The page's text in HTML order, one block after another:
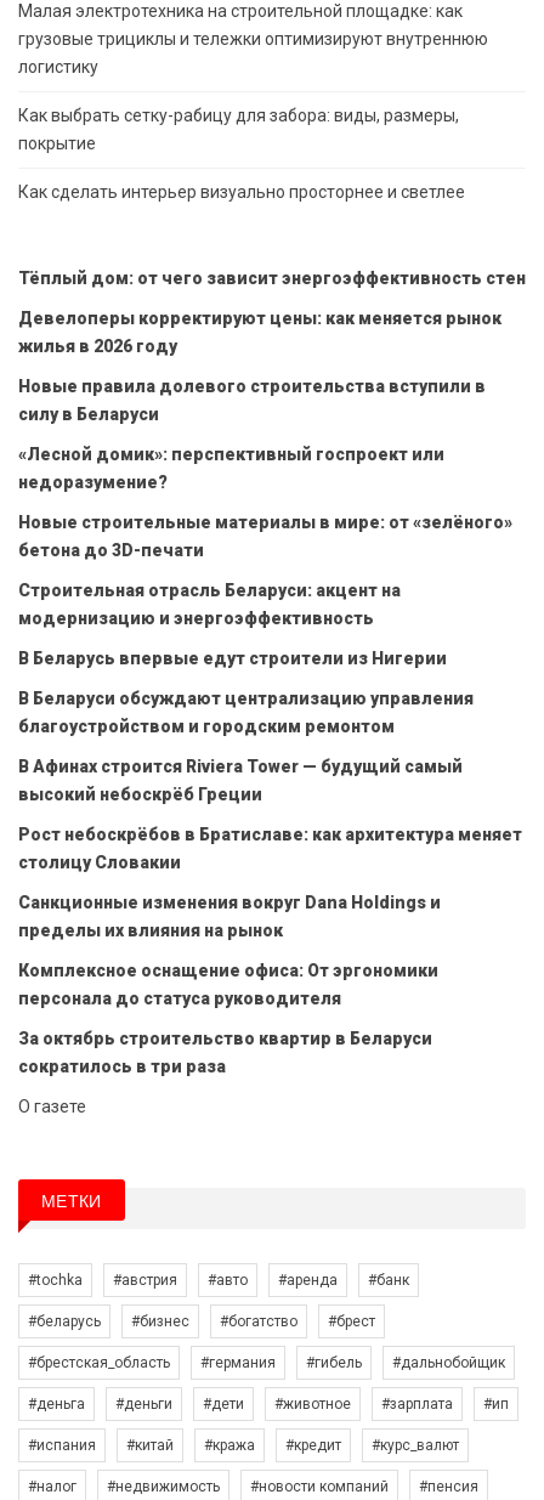
Малая электротехника на строительной площадке: как
грузовые трициклы и тележки оптимизируют внутреннюю
логистику
Как выбрать сетку-рабицу для забора: виды, размеры,
покрытие
Как сделать интерьер визуально просторнее и светлее
Тёплый дом: от чего зависит энергоэффективность стен
Девелоперы корректируют цены: как меняется рынок
жилья в 2026 году
Новые правила долевого строительства вступили в
силу в Беларуси
«Лесной домик»: перспективный госпроект или
недоразумение?
Новые строительные материалы в мире: от «зелёного»
бетона до 3D-печати
Строительная отрасль Беларуси: акцент на
модернизацию и энергоэффективность
В Беларусь впервые едут строители из Нигерии
В Беларуси обсуждают централизацию управления
благоустройством и городским ремонтом
В Афинах строится Riviera Tower — будущий самый
высокий небоскрёб Греции
Рост небоскрёбов в Братиславе: как архитектура меняет
столицу Словакии
Санкционные изменения вокруг Dana Holdings и
пределы их влияния на рынок
Комплексное оснащение офиса: От эргономики
персонала до статуса руководителя
За октябрь строительство квартир в Беларуси
сократилось в три раза
О газете
МЕТКИ
#tochka #австрия #авто #аренда #банк
#беларусь #бизнес #богатство #брест
#брестская_область #германия #гибель #дальнобойщик
#деньга #деньги #дети #животное #зарплата #ип
#испания #китай #кража #кредит #курс_валют
#налог #недвижимость #новости компаний #пенсия